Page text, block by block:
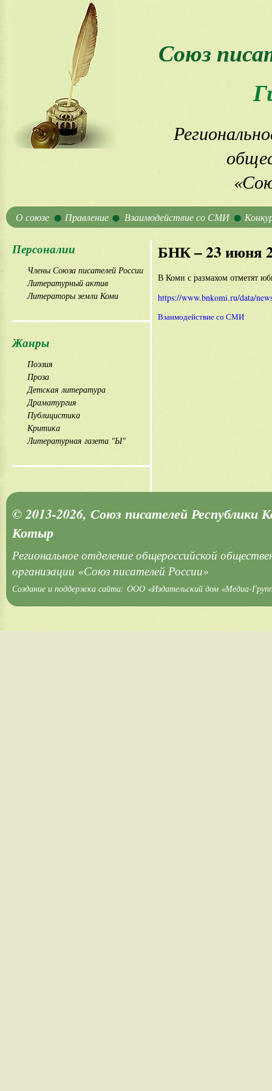
Союз
О союзе Правление Взаимодействие со СМИ
Персоналии
Члены Союза писателей России
Литературный актив
Литераторы земли Коми
Жанры
Поэзия
Проза
Детская литература
Драматургия
Публицистика
Критика
Литературная газета "Ы"
БНК – 23 июня
В Коми с размахом отметят
https://www.bnkomi.ru/data/
Взаимодействие со СМИ
© 2013-2026, Союз писателей Республики
Котыр
Региональное отделение общероссийской
организации «Союз писателей России»
Создание и поддержка сайта: ООО «Издательский дом «Медиа-